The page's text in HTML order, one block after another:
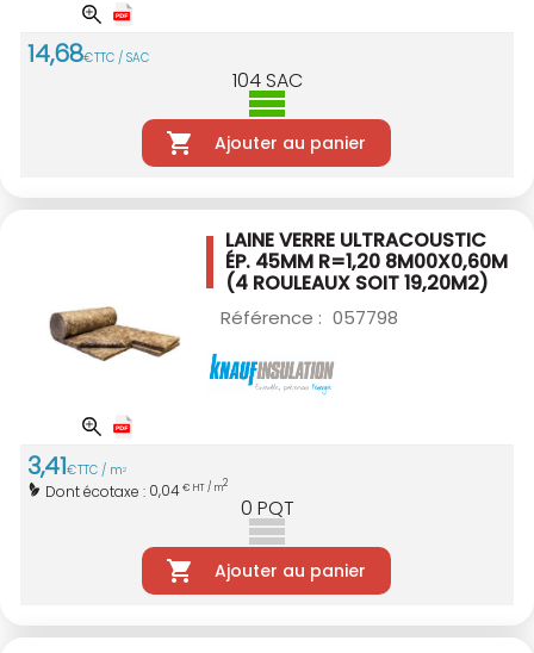
14,68€TTC / SAC
104 SAC
Ajouter au panier
LAINE VERRE ULTRACOUSTIC
ÉP. 45MM R=1,20 8M00X0,60M
(4 ROULEAUX SOIT 19,20M2)
Référence : 057798
3,41€TTC / m2
Dont écotaxe : 0,04€ HT / m2
0 PQT
Ajouter au panier